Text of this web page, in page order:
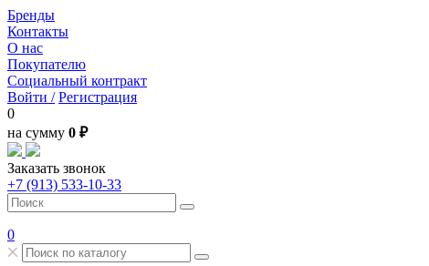
Бренды
Контакты
О нас
Покупателю
Социальный контракт
Войти / Регистрация
0
на сумму 0 ₽
Заказать звонок
+7 (913) 533-10-33
0